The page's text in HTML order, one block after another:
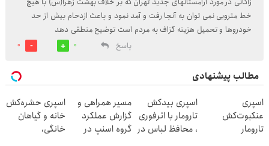
خط مترویی نمی توان به آنجا رفت و آمد نمود و باعث ازدحام بیش از حد
خودروها و تحمیل هزینه گزاف به مردم است توضیح منطقی دهد
پاسخ
0
0
مطالب پیشنهادی
اسپری
عنکبوت‌‌کش
تارومار
اسپری بیدکش
تارومار با اثرفوری
، محافظ لباس در
مسیر همراهی و
گزارش عملکرد
گروه اسنپ در
اسپری حشره‌کش
خانه و گیاهان
خانگی،